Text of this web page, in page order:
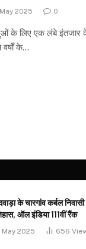
2025 0
के लिए एक लंबे
के…
के चारगांव कर्बल
ऑल इंडिया 111वीं रैंक
May 2025 656